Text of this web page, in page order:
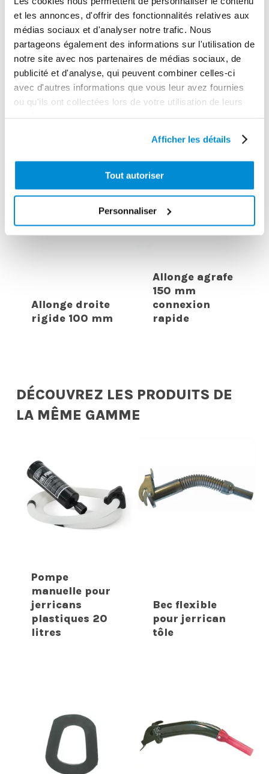
et les annonces, d'offrir des fonctionnalités relatives aux
médias sociaux et d'analyser notre trafic. Nous
partageons également des informations sur l'utilisation de
notre site avec nos partenaires de médias sociaux, de
publicité et d'analyse, qui peuvent combiner celles-ci
avec d'autres informations que vous leur avez fournies
ou qu'ils ont collectées lors de votre utilisation de leurs
Afficher les détails
Tout autoriser
Personnaliser
Pistolet
pneumatique
de graissage
“Pro” coup par
coup
Pistolet manuel
de graissage
avec flexible et
agrafe
Allonge droite
rigide 100 mm
Allonge agrafe
150 mm
connexion
rapide
DÉCOUVREZ LES PRODUITS DE
LA MÊME GAMME
Pompe
manuelle pour
jerricans
plastiques 20
litres
Bec flexible
pour jerrican
tôle